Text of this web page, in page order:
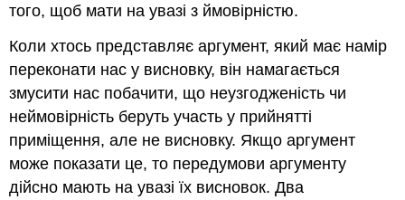
того, щоб мати на увазі з ймовірністю.
Коли хтось представляє аргумент, який має намір
переконати нас у висновку, він намагається
змусити нас побачити, що неузгодженість чи
неймовірність беруть участь у прийнятті
приміщення, але не висновку. Якщо аргумент
може показати це, то передумови аргументу
дійсно мають на увазі їх висновок. Два